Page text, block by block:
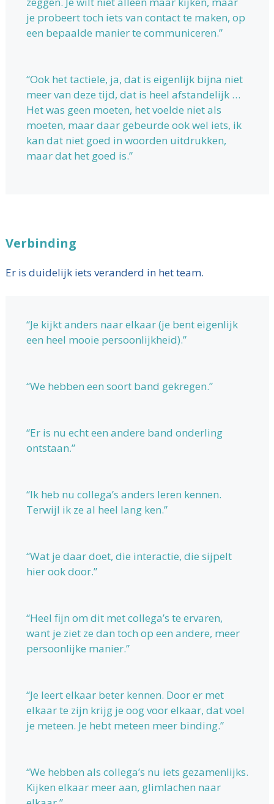
je probeert toch iets van contact te maken, op
een bepaalde manier te communiceren.”
“Ook het tactiele, ja, dat is eigenlijk bijna niet
meer van deze tijd, dat is heel afstandelijk …
Het was geen moeten, het voelde niet als
moeten, maar daar gebeurde ook wel iets, ik
kan dat niet goed in woorden uitdrukken,
maar dat het goed is.”
Verbinding
Er is duidelijk iets veranderd in het team.
“Je kijkt anders naar elkaar (je bent eigenlijk
een heel mooie persoonlijkheid).”
“We hebben een soort band gekregen.”
“Er is nu echt een andere band onderling
ontstaan.”
“Ik heb nu collega’s anders leren kennen.
Terwijl ik ze al heel lang ken.”
“Wat je daar doet, die interactie, die sijpelt
hier ook door.”
“Heel fijn om dit met collega’s te ervaren,
want je ziet ze dan toch op een andere, meer
persoonlijke manier.”
“Je leert elkaar beter kennen. Door er met
elkaar te zijn krijg je oog voor elkaar, dat voel
je meteen. Je hebt meteen meer binding.”
“We hebben als collega’s nu iets gezamenlijks.
Kijken elkaar meer aan, glimlachen naar